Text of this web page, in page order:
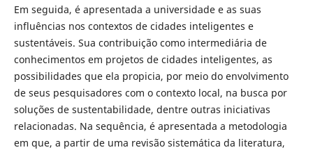
Em seguida, é apresentada a universidade e as suas
influências nos contextos de cidades inteligentes e
sustentáveis. Sua contribuição como intermediária de
conhecimentos em projetos de cidades inteligentes, as
possibilidades que ela propicia, por meio do envolvimento
de seus pesquisadores com o contexto local, na busca por
soluções de sustentabilidade, dentre outras iniciativas
relacionadas. Na sequência, é apresentada a metodologia
em que, a partir de uma revisão sistemática da literatura,